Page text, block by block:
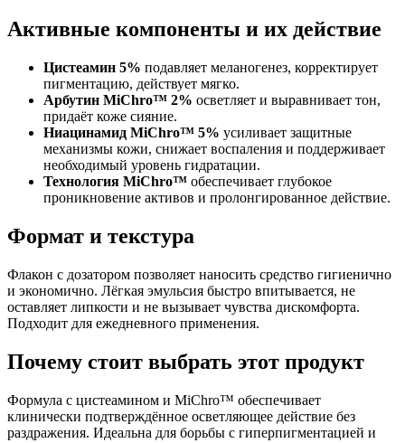
Активные компоненты и их действие
Цистеамин 5% подавляет меланогенез, корректирует
пигментацию, действует мягко.
Арбутин MiChro™ 2% осветляет и выравнивает тон,
придаёт коже сияние.
Ниацинамид MiChro™ 5% усиливает защитные
механизмы кожи, снижает воспаления и поддерживает
необходимый уровень гидратации.
Технология MiChro™ обеспечивает глубокое
проникновение активов и пролонгированное действие.
Формат и текстура
Флакон с дозатором позволяет наносить средство гигиенично
и экономично. Лёгкая эмульсия быстро впитывается, не
оставляет липкости и не вызывает чувства дискомфорта.
Подходит для ежедневного применения.
Почему стоит выбрать этот продукт
Формула с цистеамином и MiChro™ обеспечивает
клинически подтверждённое осветляющее действие без
раздражения. Идеальна для борьбы с гиперпигментацией и